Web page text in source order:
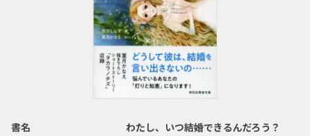
書名 わたし、いつ結婚できるんだろう？